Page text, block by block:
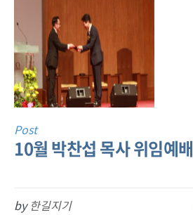
Post
10월 박찬섭 목사 위임예배
by 한길지기